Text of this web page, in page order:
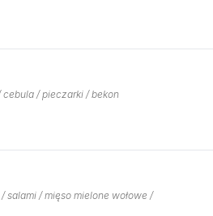
/ pieczarki / bekon
salami / mięso mielone wołowe /